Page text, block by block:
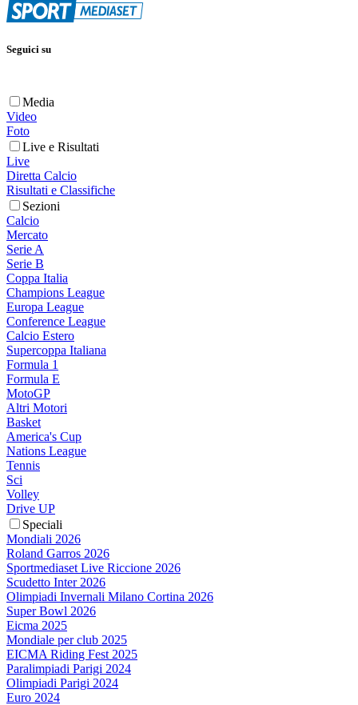
Seguici su
Media
Video
Foto
Live e Risultati
Live
Diretta Calcio
Risultati e Classifiche
Sezioni
Calcio
Mercato
Serie A
Serie B
Coppa Italia
Champions League
Europa League
Conference League
Calcio Estero
Supercoppa Italiana
Formula 1
Formula E
MotoGP
Altri Motori
Basket
America's Cup
Nations League
Tennis
Sci
Volley
Drive UP
Speciali
Mondiali 2026
Roland Garros 2026
Sportmediaset Live Riccione 2026
Scudetto Inter 2026
Olimpiadi Invernali Milano Cortina 2026
Super Bowl 2026
Eicma 2025
Mondiale per club 2025
EICMA Riding Fest 2025
Paralimpiadi Parigi 2024
Olimpiadi Parigi 2024
Euro 2024